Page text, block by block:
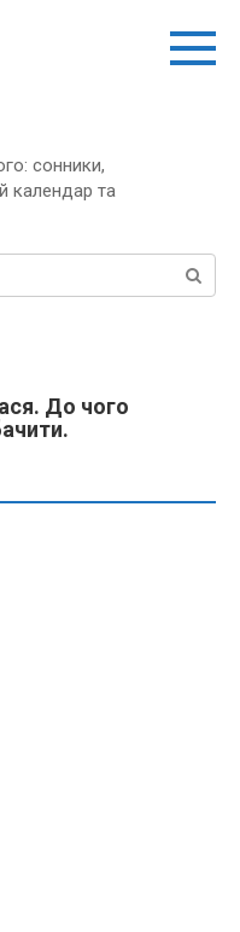
сонники,
календар та
До чого